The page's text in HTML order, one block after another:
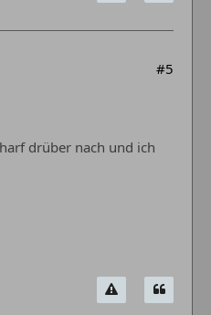
#5
drüber nach und ich